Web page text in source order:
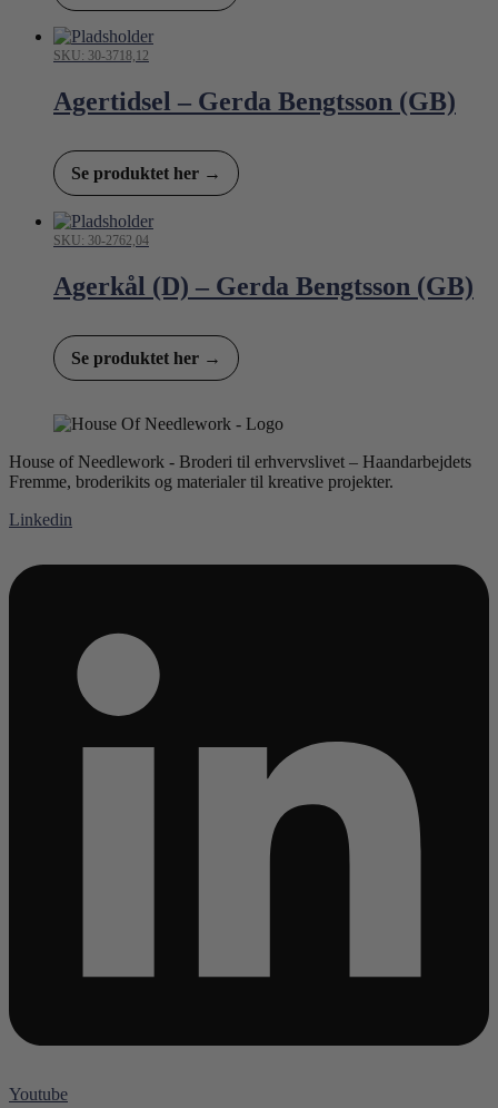
SKU: 30-3718,12
Agertidsel – Gerda Bengtsson (GB)
Se produktet her →
SKU: 30-2762,04
Agerkål (D) – Gerda Bengtsson (GB)
Se produktet her →
House of Needlework - Broderi til erhvervslivet – Haandarbejdets
Fremme, broderikits og materialer til kreative projekter.
Linkedin
Youtube